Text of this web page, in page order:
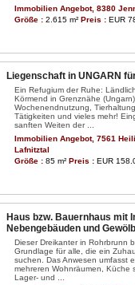
Immobilien Angebot, 8380
Größe : 2.615 m² Preis : EUR
Liegenschaft in UNGARN
Ein Refugium der Ruhe:
Körmend in Grenznähe
Wochenendnutzung,
Tätigkeiten und vieles mehr!
sanften Weiten der ...
Immobilien Angebot, 7561
Lafnitztal
Größe : 85 m² Preis : EUR
Haus bzw. Bauernhaus mit
Nebengebäuden und
Dieser Dreikanter in Rohrbrunn
Grundlage für alle, die ein
suchen. Das Anwesen umfasst
mehreren Wohnräumen, Küche
Lager- und ...